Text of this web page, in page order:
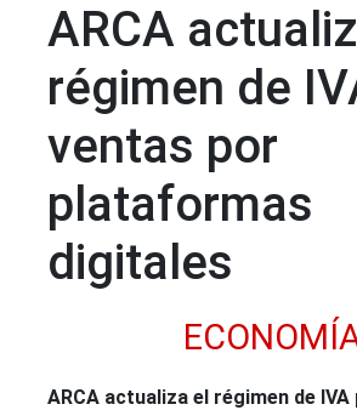
ARCA
régimen de
ventas por
plataformas
digitales
ARCA actualiza el régimen de